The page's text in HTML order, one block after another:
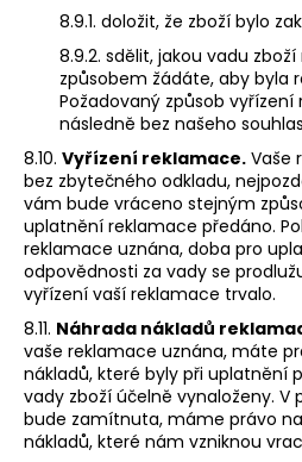
8.9.1. doložit, že zboží bylo
8.9.2. sdělit, jakou vadu
způsobem žádáte, aby byla
Požadovaný způsob
následně bez našeho
8.10. Vyřízení reklamace. Vaše
bez zbytečného odkladu,
vám bude vráceno stejným
uplatnění reklamace předáno.
reklamace uznána, doba pro
odpovědnosti za vady se
vyřízení vaší reklamace trvalo.
8.11. Náhrada nákladů
vaše reklamace uznána, máte
nákladů, které byly při uplatnění
vady zboží účelně vynaloženy. V
bude zamítnuta, máme právo
nákladů, které nám vzniknou